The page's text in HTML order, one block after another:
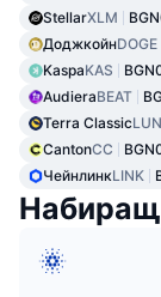
StellarXLM
ДоджкойнDOGE
KaspaKAS
AudieraBEAT
Terra Classic
CantonCC
ЧейнлинкLINK